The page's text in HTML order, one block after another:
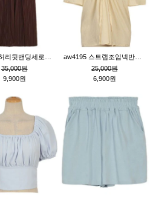
35,000원
9,900원
25,000원
6,900원